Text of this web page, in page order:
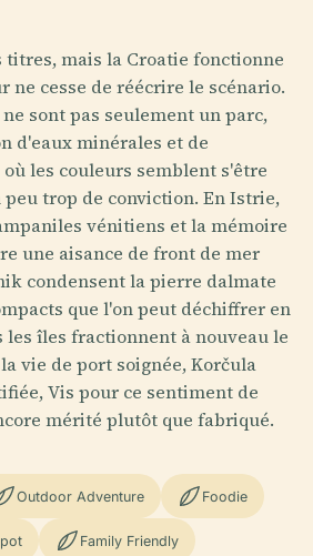
titres, mais la Croatie fonctionne
ne cesse de réécrire le scénario.
sont pas seulement un parc,
d'eaux minérales et de
les couleurs semblent s'être
peu trop de conviction. En Istrie,
vénitiens et la mémoire
une aisance de front de mer
condensent la pierre dalmate
que l'on peut déchiffrer en
îles fractionnent à nouveau le
vie de port soignée, Korčula
Vis pour ce sentiment de
mérité plutôt que fabriqué.
Outdoor Adventure Foodie
Family Friendly